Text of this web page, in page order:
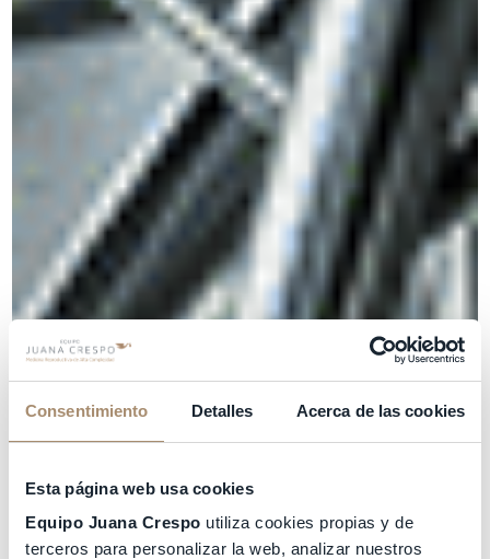
Consentimiento Detalles Acerca de las cookies
Esta página web usa cookies
Equipo Juana Crespo utiliza cookies propias y de
terceros para personalizar la web, analizar nuestros